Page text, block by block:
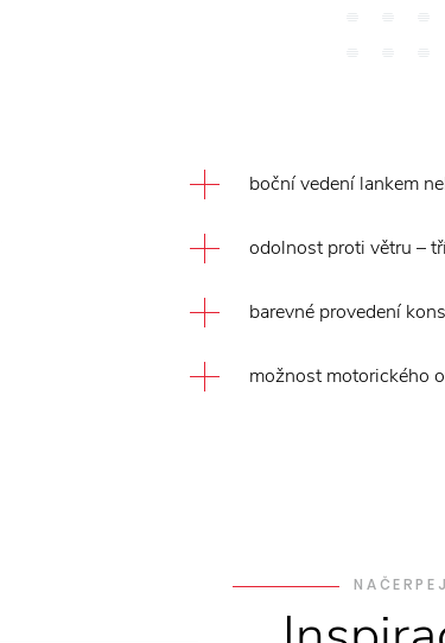
boční vedení lankem
odolnost proti větru –
barevné provedení
možnost motorického